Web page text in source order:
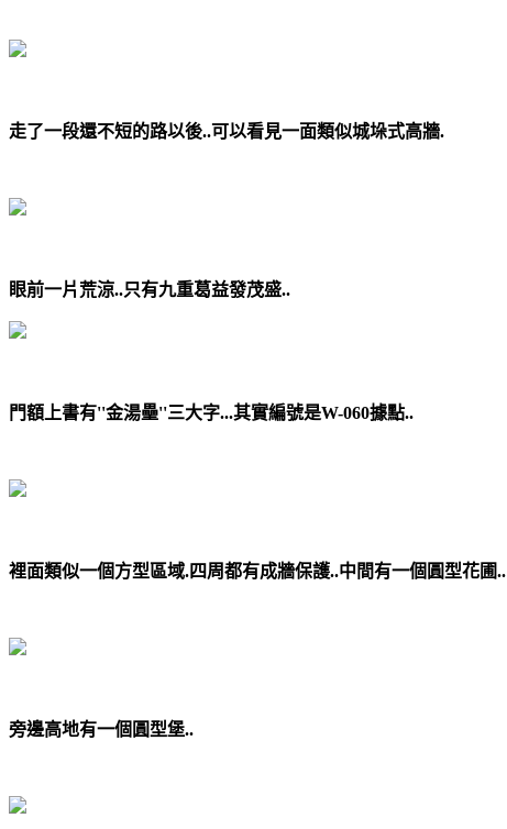
走了一段還不短的路以後..可以看見一面類似城垛式高牆.
眼前一片荒涼..只有九重葛益發茂盛..
門額上書有''金湯壘''三大字...其實編號是W-060據點..
裡面類似一個方型區域.四周都有成牆保護..中間有一個圓型花圃..
旁邊高地有一個圓型堡..